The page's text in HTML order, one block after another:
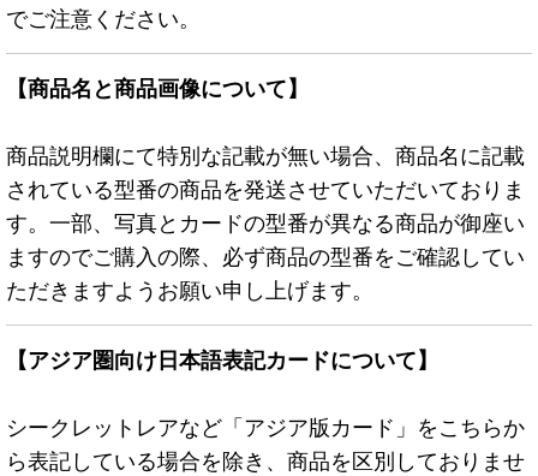
でご注意ください。
【商品名と商品画像について】
商品説明欄にて特別な記載が無い場合、商品名に記載
されている型番の商品を発送させていただいておりま
す。一部、写真とカードの型番が異なる商品が御座い
ますのでご購入の際、必ず商品の型番をご確認してい
ただきますようお願い申し上げます。
【アジア圏向け日本語表記カードについて】
シークレットレアなど「アジア版カード」をこちらか
ら表記している場合を除き、商品を区別しておりませ